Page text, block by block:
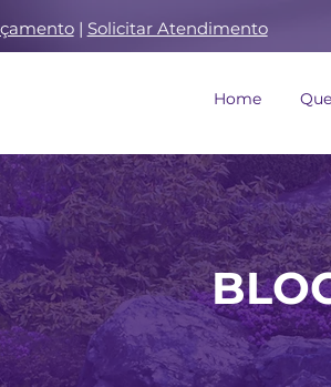
| Solicitar Atendimento
Home